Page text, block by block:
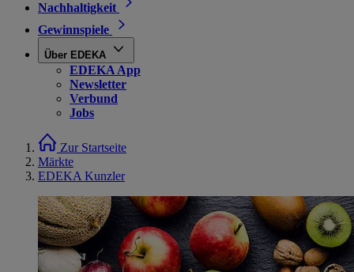
Nachhaltigkeit
Gewinnspiele
Über EDEKA
EDEKA App
Newsletter
Verbund
Jobs
Zur Startseite
Märkte
EDEKA Kunzler